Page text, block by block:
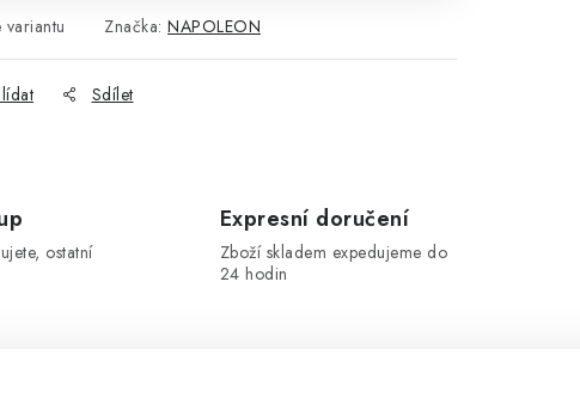
variantu Značka: NAPOLEON
Sdílet
ostatní
Expresní doručení
Zboží skladem expedujeme do
24 hodin